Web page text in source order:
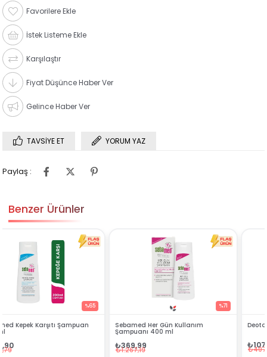
Favorilere Ekle
İstek Listeme Ekle
Karşılaştır
Fiyat Düşünce Haber Ver
Gelince Haber Ver
TAVSIYE ET YORUM YAZ
Paylaş :
Benzer Ürünler
Sebamed Her Gün Kullanım
Şampuanı 400 ml
Deotak Krem Deodorant Plus 35 ml